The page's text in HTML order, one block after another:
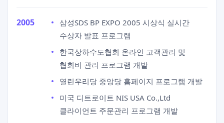
2005
삼성SDS BP EXPO 2005 시상식 실시간
수상자 발표 프로그램
한국상하수도협회 온라인 고객관리 및
협회비 관리 프로그램 개발
열린우리당 중앙당 홈페이지 프로그램 개발
미국 디트로이트 NIS USA Co.,Ltd
클라이언트 주문관리 프로그램 개발